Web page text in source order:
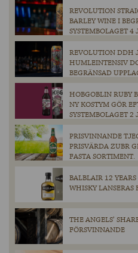
REVOLUTION
BARLEY WINE I
SYSTEMBOLAGET 4
REVOLUTION DDH
HUMLEINTENSIV
BEGRÄNSAD
HOBGOBLIN RUBY
NY KOSTYM GÖR
SYSTEMBOLAGET 2
PRISVINNANDE
PRISVÄRDA ZUBR
FASTA SORTIMENT.
BALBLAIR 12
WHISKY LANSERAS
THE ANGELS’
FÖRSVINNANDE